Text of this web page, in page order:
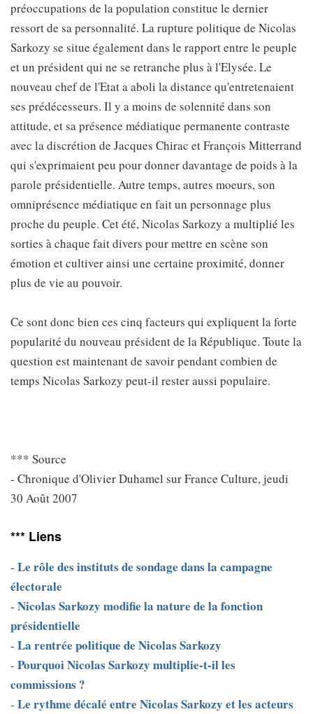
préoccupations de la population constitue le dernier
ressort de sa personnalité. La rupture politique de Nicolas
Sarkozy se situe également dans le rapport entre le peuple
et un président qui ne se retranche plus à l'Elysée. Le
nouveau chef de l'Etat a aboli la distance qu'entretenaient
ses prédécesseurs. Il y a moins de solennité dans son
attitude, et sa présence médiatique permanente contraste
avec la discrétion de Jacques Chirac et François Mitterrand
qui s'exprimaient peu pour donner davantage de poids à la
parole présidentielle. Autre temps, autres moeurs, son
omniprésence médiatique en fait un personnage plus
proche du peuple. Cet été, Nicolas Sarkozy a multiplié les
sorties à chaque fait divers pour mettre en scène son
émotion et cultiver ainsi une certaine proximité, donner
plus de vie au pouvoir.
Ce sont donc bien ces cinq facteurs qui expliquent la forte
popularité du nouveau président de la République. Toute la
question est maintenant de savoir pendant combien de
temps Nicolas Sarkozy peut-il rester aussi populaire.
*** Source
- Chronique d'Olivier Duhamel sur France Culture, jeudi
30 Août 2007
*** Liens
- Le rôle des instituts de sondage dans la campagne
électorale
- Nicolas Sarkozy modifie la nature de la fonction
présidentielle
- La rentrée politique de Nicolas Sarkozy
- Pourquoi Nicolas Sarkozy multiplie-t-il les
commissions ?
- Le rythme décalé entre Nicolas Sarkozy et les acteurs